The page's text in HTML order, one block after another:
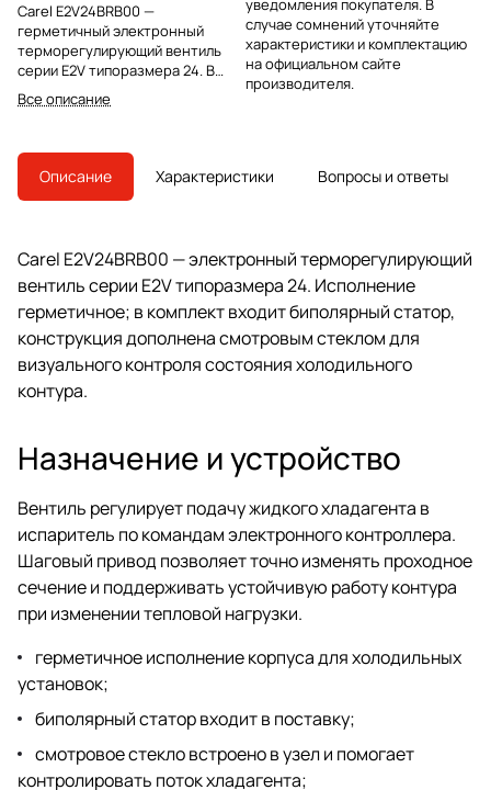
Carel E2V24BRB00 —
герметичный электронный
терморегулирующий вентиль
серии E2V типоразмера 24. В
комплект входит биполярный
статор, предусмотрено
Все описание
уведомления покупателя. В
случае сомнений уточняйте
характеристики и комплектацию
на официальном сайте
производителя.
Описание Характеристики Вопросы и ответы
Carel E2V24BRB00 — электронный терморегулирующий
вентиль серии E2V типоразмера 24. Исполнение
герметичное; в комплект входит биполярный статор,
конструкция дополнена смотровым стеклом для
визуального контроля состояния холодильного
контура.
Назначение и устройство
Вентиль регулирует подачу жидкого хладагента в
испаритель по командам электронного контроллера.
Шаговый привод позволяет точно изменять проходное
сечение и поддерживать устойчивую работу контура
при изменении тепловой нагрузки.
герметичное исполнение корпуса для холодильных
установок;
биполярный статор входит в поставку;
смотровое стекло встроено в узел и помогает
контролировать поток хладагента;